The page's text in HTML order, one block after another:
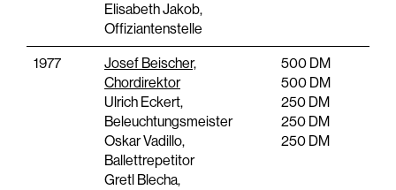
Elisabeth Jakob,
Offiziantenstelle
1977
Josef Beischer,
Chordirektor
Ulrich Eckert,
Beleuchtungsmeister
Oskar Vadillo,
Ballettrepetitor
Gretl Blecha,
500 DM
500 DM
250 DM
250 DM
250 DM